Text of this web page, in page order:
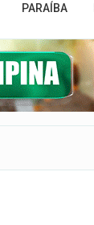
PARAÍBA